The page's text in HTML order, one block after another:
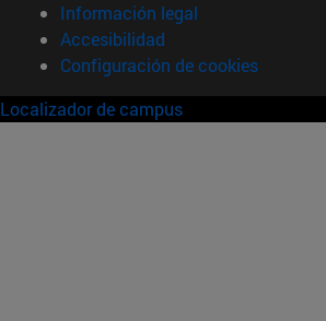
Información legal
Accesibilidad
Configuración de cookies
Localizador de campus